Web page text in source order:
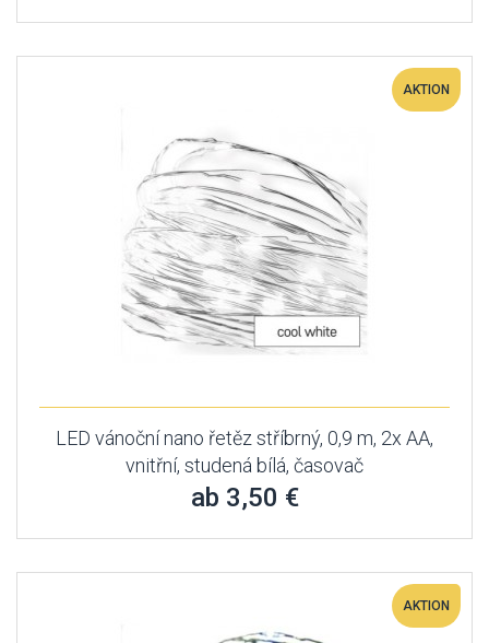
AKTION
LED vánoční nano řetěz stříbrný, 0,9 m, 2x AA,
vnitřní, studená bílá, časovač
ab 3,50 €
AKTION